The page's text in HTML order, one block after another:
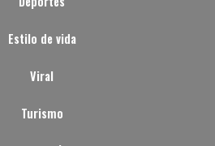
Estilo de vida
Viral
Turismo